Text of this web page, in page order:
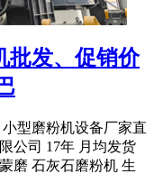
批发、促销价
型磨粉机设备厂家直
公司 17年 月均发货
磨 石灰石磨粉机 生